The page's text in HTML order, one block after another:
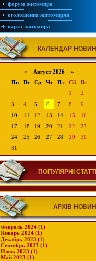
форум житомира
оголошення житомирян
карта житомира
КАЛЕНДАР НОВИН
« Август 2026 »
Пн
Вт Ср Чт Пт Сб
Вс
1
2
3
4 5 6 7 8
9
10
11 12 13 14 15
16
17
18 19 20 21 22
23
24
25 26 27 28 29
30
31
ПОПУЛЯРНІ СТАТТІ
АРХІВ НОВИН
Февраль 2024 (1)
Январь 2024 (1)
Декабрь 2023 (1)
Сентябрь 2023 (1)
Июнь 2023 (1)
Май 2023 (1)